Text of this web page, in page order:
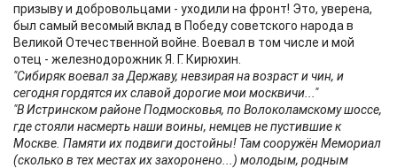
призыву и добровольцами - уходили на фронт! Это, уверена,
был самый весомый вклад в Победу советского народа в
Великой Отечественной войне. Воевал в том числе и мой
отец - железнодорожник Я. Г. Кирюхин.
"Сибиряк воевал за Державу, невзирая на возраст и чин, и
сегодня гордятся их славой дорогие мои москвичи..."
"В Истринском районе Подмосковья, по Волоколамскому шоссе,
где стояли насмерть наши воины, немцев не пустившие к
Москве. Памяти их подвиги достойны! Там сооружён Мемориал
(сколько в тех местах их захоронено...) молодым, родным